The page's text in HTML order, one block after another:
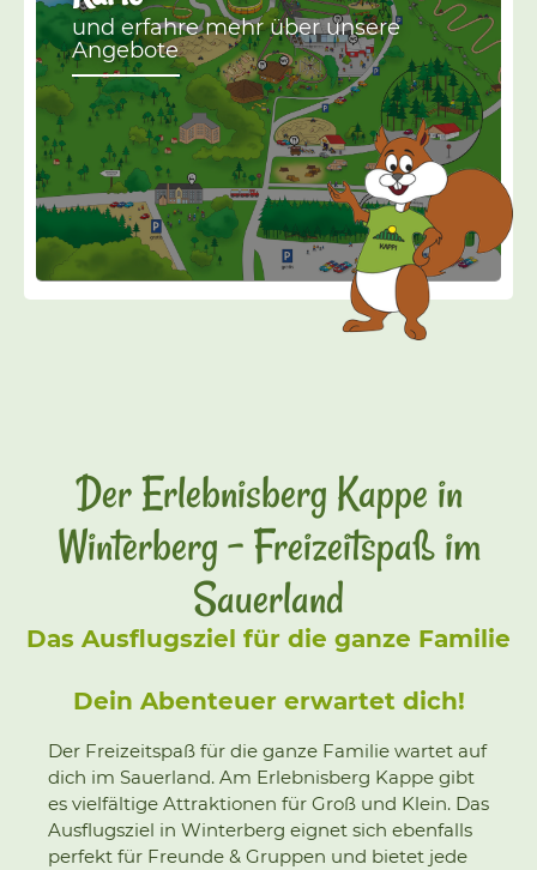
und erfahre mehr über unsere
Angebote
Der Erlebnisberg Kappe in
Winterberg - Freizeitspaß im
Sauerland
Das Ausflugsziel für die ganze Familie
Dein Abenteuer erwartet dich!
Der Freizeitspaß für die ganze Familie wartet auf
dich im Sauerland. Am Erlebnisberg Kappe gibt
es vielfältige Attraktionen für Groß und Klein. Das
Ausflugsziel in Winterberg eignet sich ebenfalls
perfekt für Freunde & Gruppen und bietet jede